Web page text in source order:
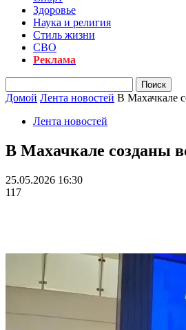
Здоровье
Наука и религия
Стиль жизни
СВО
Реклама
Домой Лента новостей В Махачкале
Лента новостей
В Махачкале созданы
25.05.2026 16:30
117